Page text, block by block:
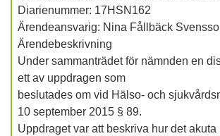
Diarienummer: 17HSN162
Ärendeansvarig: Nina Fållbäck
Ärendebeskrivning
Under sammanträdet för nämnden en
ett av uppdragen som
beslutades om vid Hälso- och
10 september 2015 § 89.
Uppdraget var att beskriva hur det akuta